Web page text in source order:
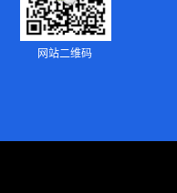
网站二维码